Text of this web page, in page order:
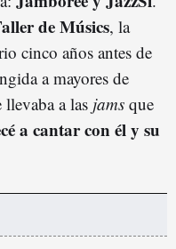
de Músics, la
cinco años antes de
a mayores de
a las jams que
a cantar con él y su